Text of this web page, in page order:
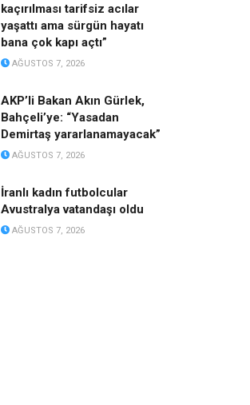
kaçırılması tarifsiz acılar
yaşattı ama sürgün hayatı
bana çok kapı açtı”
AĞUSTOS 7, 2026
AKP’li Bakan Akın Gürlek,
Bahçeli’ye: “Yasadan
Demirtaş yararlanamayacak”
AĞUSTOS 7, 2026
İranlı kadın futbolcular
Avustralya vatandaşı oldu
AĞUSTOS 7, 2026